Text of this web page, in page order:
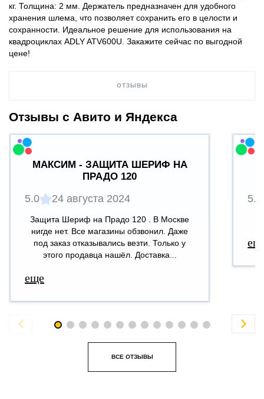
кг. Толщина: 2 мм. Держатель предназначен для удобного
хранения шлема, что позволяет сохранить его в целости и
сохранности. Идеальное решение для использования на
квадроциклах ADLY ATV600U. Закажите сейчас по выгодной
цене!
ОТЗЫВЫ
Отзывы с Авито и Яндекса
МАКСИМ - ЗАЩИТА ШЕРИФ НА
ПРАДО 120
5.0 24 августа 2024
Защита Шериф на Прадо 120 . В Москве
нигде нет. Все магазины обзвонил. Даже
под заказ отказывались везти. Только у
этого продавца нашёл. Доставка...
еще
5.0
 
ВСЕ ОТЗЫВЫ